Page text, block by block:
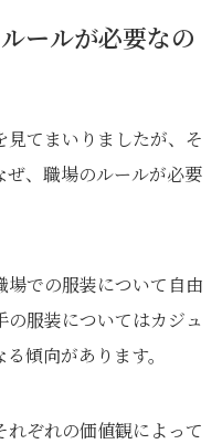
ールが必要なの
見てまいりましたが、そ
ぜ、職場のルールが必要
での服装について自由
服装についてはカジュ
傾向があります。
ぞれの価値観によって